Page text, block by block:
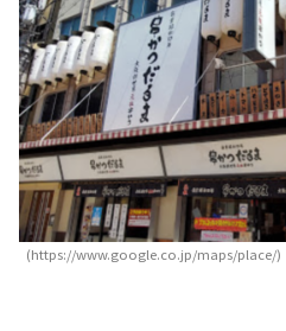
(https://www.google.co.jp/maps/place/)